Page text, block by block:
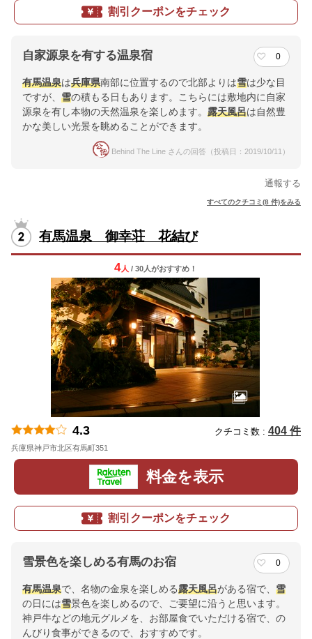
割引クーポンをチェック
自家源泉を有する温泉宿 0
有馬温泉は兵庫県南部に位置するので北部よりは雪は少な目
ですが、 雪の積もる日もあります。こちらには敷地内に自家
源泉を有し本物の天然温泉を楽しめます。 露天風呂は自然豊
かな美しい光景を眺めることができます。
Behind The Line さんの回答（投稿日：2019/10/11）
通報する
すべてのクチコミ(8 件)をみる
有馬温泉 御幸荘 花結び
4人 / 30人がおすすめ！
4.3 クチコミ数 : 404 件
兵庫県神戸市北区有馬町351
料金を表示
割引クーポンをチェック
雪景色を楽しめる有馬のお宿 0
有馬温泉で、名物の金泉を楽しめる露天風呂がある宿で、 雪
の日には雪景色を楽しめるので、ご要望に沿うと思います。
神戸牛などの地元グルメを、お部屋食でいただける宿で、の
んびり食事ができるので、おすすめです。